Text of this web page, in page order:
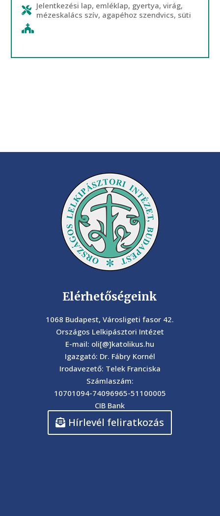
Jelentkezési lap, emléklap, gyertya, virág,
mézeskalács szív, agapéhoz szendvics, süti
Elérhetőségeink
1068 Budapest, Városligeti fasor 42.
Országos Lelkipásztori Intézet
E-mail: oli[@]katolikus.hu
Igazgató: Dr. Fábry Kornél
Irodavezető: Telek Franciska
Számlaszám:
10701094-74096965-51100005
CIB Bank
Hírlevél feliratkozás